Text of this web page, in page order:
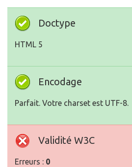
Doctype
HTML 5
Encodage
Parfait. Votre charset est UTF-8.
Validité W3C
Erreurs : 0